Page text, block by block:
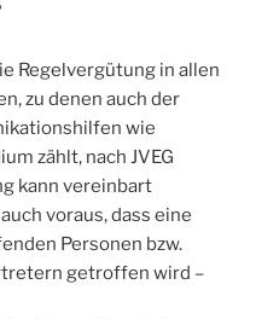
Regelvergütung in allen
zu denen auch der
wie
zählt, nach JVEG
kann vereinbart
voraus, dass eine
Personen bzw.
getroffen wird –